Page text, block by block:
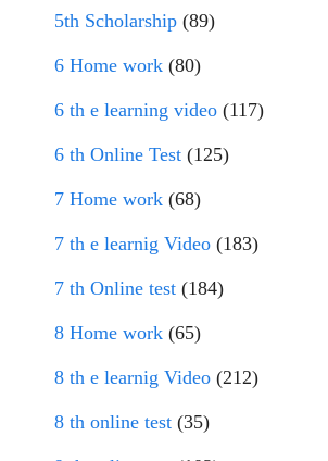
5th Scholarship (89)
6 Home work (80)
6 th e learning video (117)
6 th Online Test (125)
7 Home work (68)
7 th e learnig Video (183)
7 th Online test (184)
8 Home work (65)
8 th e learnig Video (212)
8 th online test (35)